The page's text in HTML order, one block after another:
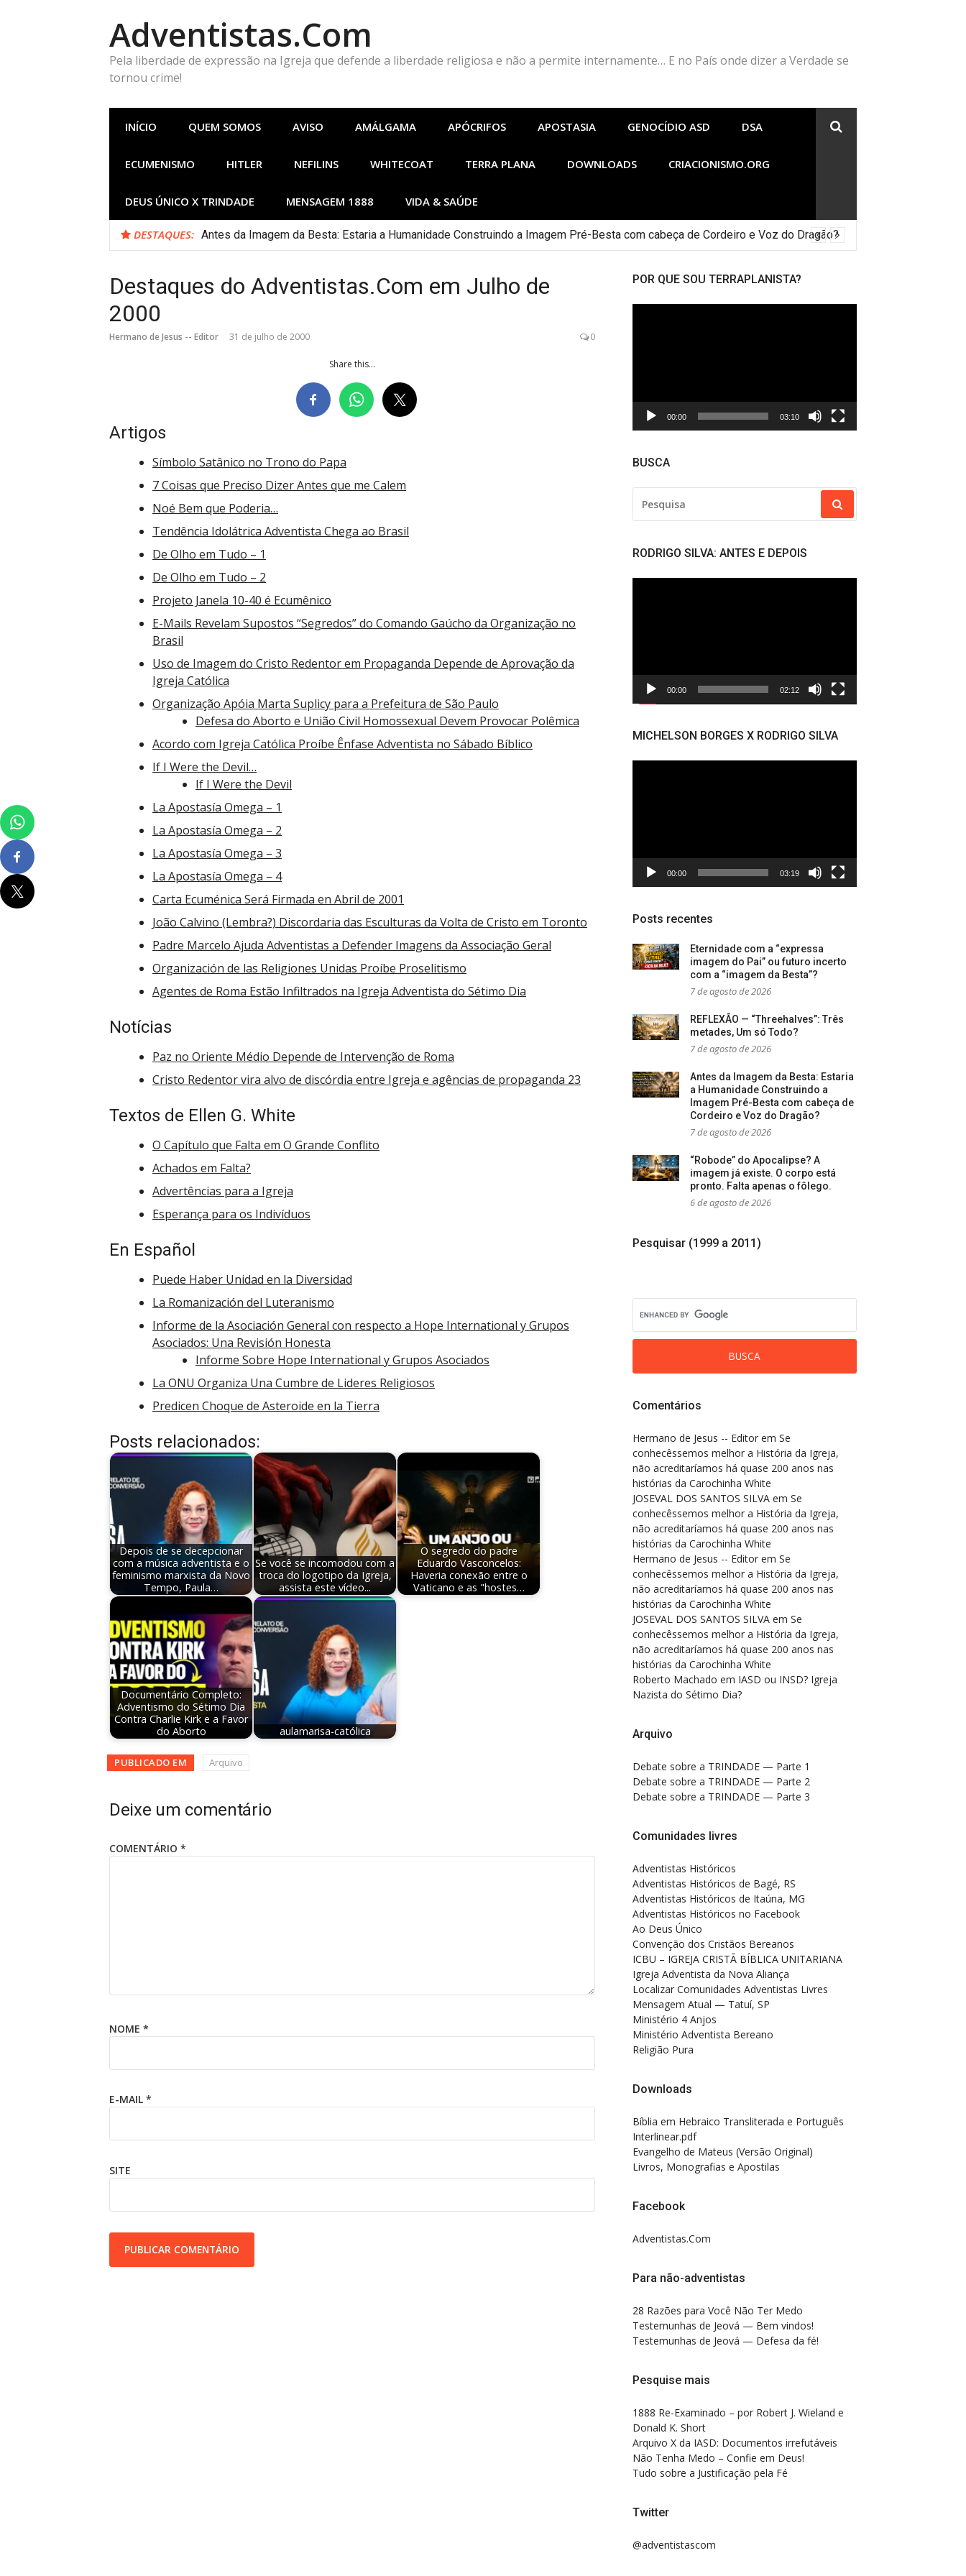
Adventistas.Com
Pela liberdade de expressão na Igreja que defende a liberdade religiosa e não a permite internamente… E no País onde dizer a Verdade se
tornou crime!
INÍCIO QUEM SOMOS AVISO AMÁLGAMA APÓCRIFOS APOSTASIA GENOCÍDIO ASD DSA
ECUMENISMO HITLER NEFILINS WHITECOAT TERRA PLANA DOWNLOADS CRIACIONISMO.ORG
DEUS ÚNICO X TRINDADE MENSAGEM 1888 VIDA & SAÚDE
DESTAQUES: Antes da Imagem da Besta: Estaria a Humanidade Construindo a Imagem Pré-Besta com cabeça de Cordeiro e Voz do Dragão?
Destaques do Adventistas.Com em Julho de
2000
Hermano de Jesus -- Editor 31 de julho de 2000 0
Share this...
Artigos
Símbolo Satânico no Trono do Papa
7 Coisas que Preciso Dizer Antes que me Calem
Noé Bem que Poderia…
Tendência Idolátrica Adventista Chega ao Brasil
De Olho em Tudo – 1
De Olho em Tudo – 2
Projeto Janela 10-40 é Ecumênico
E-Mails Revelam Supostos “Segredos” do Comando Gaúcho da Organização no
Brasil
Uso de Imagem do Cristo Redentor em Propaganda Depende de Aprovação da
Igreja Católica
Organização Apóia Marta Suplicy para a Prefeitura de São Paulo
Defesa do Aborto e União Civil Homossexual Devem Provocar Polêmica
Acordo com Igreja Católica Proíbe Ênfase Adventista no Sábado Bíblico
If I Were the Devil…
If I Were the Devil
La Apostasía Omega – 1
La Apostasía Omega – 2
La Apostasía Omega – 3
La Apostasía Omega – 4
Carta Ecuménica Será Firmada en Abril de 2001
João Calvino (Lembra?) Discordaria das Esculturas da Volta de Cristo em Toronto
Padre Marcelo Ajuda Adventistas a Defender Imagens da Associação Geral
Organización de las Religiones Unidas Proíbe Proselitismo
Agentes de Roma Estão Infiltrados na Igreja Adventista do Sétimo Dia
Notícias
Paz no Oriente Médio Depende de Intervenção de Roma
Cristo Redentor vira alvo de discórdia entre Igreja e agências de propaganda 23
Textos de Ellen G. White
O Capítulo que Falta em O Grande Conflito
Achados em Falta?
Advertências para a Igreja
Esperança para os Indivíduos
En Español
Puede Haber Unidad en la Diversidad
La Romanización del Luteranismo
Informe de la Asociación General con respecto a Hope International y Grupos
Asociados: Una Revisión Honesta
Informe Sobre Hope International y Grupos Asociados
La ONU Organiza Una Cumbre de Lideres Religiosos
Predicen Choque de Asteroide en la Tierra
Posts relacionados:
Depois de se decepcionar
com a música adventista e o
feminismo marxista da Novo
Tempo, Paula…
Se você se incomodou com a
troca do logotipo da Igreja,
assista este vídeo...
O segredo do padre
Eduardo Vasconcelos:
Haveria conexão entre o
Vaticano e as "hostes…
Documentário Completo:
Adventismo do Sétimo Dia
Contra Charlie Kirk e a Favor
do Aborto
aulamarisa-católica
PUBLICADO EM Arquivo
Deixe um comentário
COMENTÁRIO *
NOME *
E-MAIL *
SITE
POR QUE SOU TERRAPLANISTA?
00:00 03:10
BUSCA
POR:
RODRIGO SILVA: ANTES E DEPOIS
00:00 02:12
MICHELSON BORGES X RODRIGO SILVA
00:00 03:19
Posts recentes
Eternidade com a “expressa
imagem do Pai” ou futuro incerto
com a “imagem da Besta”?
7 de agosto de 2026
REFLEXÃO — “Threehalves”: Três
metades, Um só Todo?
7 de agosto de 2026
Antes da Imagem da Besta: Estaria
a Humanidade Construindo a
Imagem Pré-Besta com cabeça de
Cordeiro e Voz do Dragão?
7 de agosto de 2026
“Robode” do Apocalipse? A
imagem já existe. O corpo está
pronto. Falta apenas o fôlego.
6 de agosto de 2026
Pesquisar (1999 a 2011)
Comentários
Hermano de Jesus -- Editor em Se
conhecêssemos melhor a História da Igreja,
não acreditaríamos há quase 200 anos nas
histórias da Carochinha White
JOSEVAL DOS SANTOS SILVA em Se
conhecêssemos melhor a História da Igreja,
não acreditaríamos há quase 200 anos nas
histórias da Carochinha White
Hermano de Jesus -- Editor em Se
conhecêssemos melhor a História da Igreja,
não acreditaríamos há quase 200 anos nas
histórias da Carochinha White
JOSEVAL DOS SANTOS SILVA em Se
conhecêssemos melhor a História da Igreja,
não acreditaríamos há quase 200 anos nas
histórias da Carochinha White
Roberto Machado em IASD ou INSD? Igreja
Nazista do Sétimo Dia?
Arquivo
Debate sobre a TRINDADE — Parte 1
Debate sobre a TRINDADE — Parte 2
Debate sobre a TRINDADE — Parte 3
Comunidades livres
Adventistas Históricos
Adventistas Históricos de Bagé, RS
Adventistas Históricos de Itaúna, MG
Adventistas Históricos no Facebook
Ao Deus Único
Convenção dos Cristãos Bereanos
ICBU – IGREJA CRISTÃ BÍBLICA UNITARIANA
Igreja Adventista da Nova Aliança
Localizar Comunidades Adventistas Livres
Mensagem Atual — Tatuí, SP
Ministério 4 Anjos
Ministério Adventista Bereano
Religião Pura
Downloads
Bíblia em Hebraico Transliterada e Português
Interlinear.pdf
Evangelho de Mateus (Versão Original)
Livros, Monografias e Apostilas
Facebook
Adventistas.Com
Para não-adventistas
28 Razões para Você Não Ter Medo
Testemunhas de Jeová — Bem vindos!
Testemunhas de Jeová — Defesa da fé!
Pesquise mais
1888 Re-Examinado – por Robert J. Wieland e
Donald K. Short
Arquivo X da IASD: Documentos irrefutáveis
Não Tenha Medo – Confie em Deus!
Tudo sobre a Justificação pela Fé
Twitter
@adventistascom